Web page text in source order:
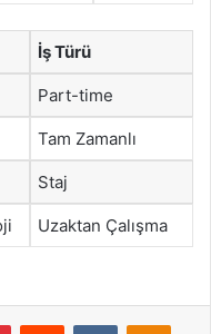
İş Türü
Part-time
Tam Zamanlı
Staj
Uzaktan Çalışma
PinterestReddit VKontakte